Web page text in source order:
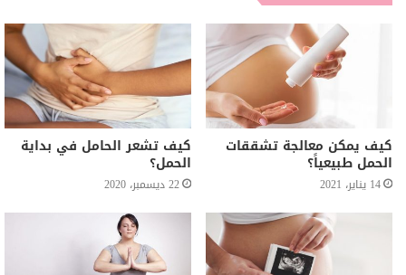
كيف يمكن معالجة تشققات
الحمل طبيعياً؟
14 يناير، 2021
كيف تشعر الحامل في بداية
الحمل؟
22 ديسمبر، 2020